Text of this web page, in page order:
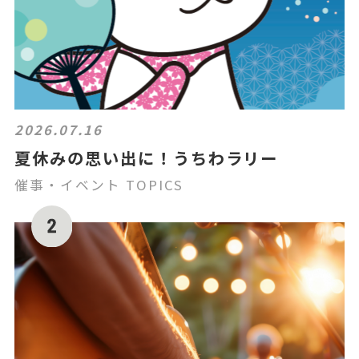
2026.07.16
夏休みの思い出に！うちわラリー
催事・イベント TOPICS